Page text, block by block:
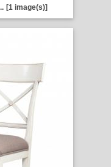
[1 image(s)]